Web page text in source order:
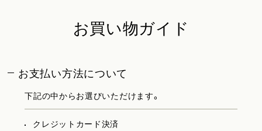
お買い物ガイド
お支払い方法について
下記の中からお選びいただけます。
クレジットカード決済